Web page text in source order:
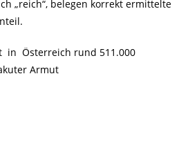
„reich“, belegen korrekt ermittelte
in Österreich rund 511.000
Armut